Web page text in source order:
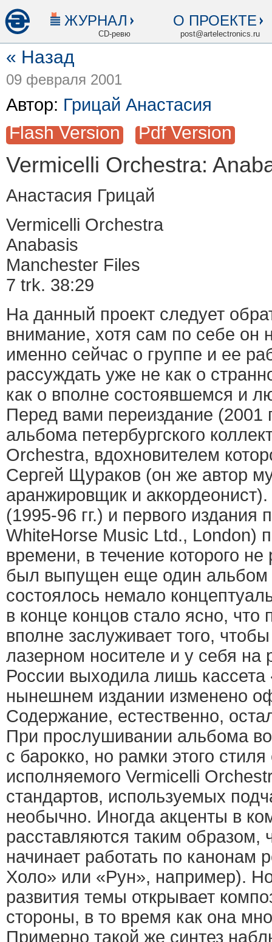
ЖУРНАЛ
CD-ревю
О ПРОЕКТЕ
post@artelectronics.ru
« Назад
09 февраля 2001
Автор: Грицай Анастасия
Flash Version Pdf Version
Vermicelli Orchestra:
Анастасия Грицай
Vermicelli Orchestra
Anabasis
Manchester Files
7 trk. 38:29
На данный проект следует
внимание, хотя сам по себе он
именно сейчас о группе и ее
рассуждать уже не как о
как о вполне состоявшемся и
Перед вами переиздание (2001
альбома петербургского
Orchestra, вдохновителем
Сергей Щураков (он же автор
аранжировщик и
(1995-96 гг.) и первого издания
WhiteHorse Music Ltd., London)
времени, в течение которого
был выпущен еще один альбом
состоялось немало
в конце концов стало ясно,
вполне заслуживает того,
лазерном носителе и у себя на
России выходила лишь
нынешнем издании изменено
Содержание, естественно,
При прослушивании альбома
с барокко, но рамки этого
исполняемого Vermicelli
стандартов, используемых
необычно. Иногда акценты в
расставляются таким образом,
начинает работать по канонам
Холо» или «Рун», например).
развития темы открывает
стороны, в то время как она
Примерно такой же синтез